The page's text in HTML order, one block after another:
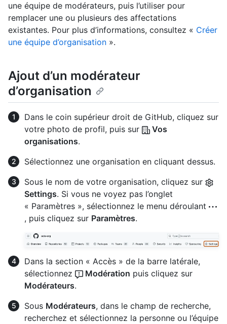
une équipe de modérateurs, puis l’utiliser pour
remplacer une ou plusieurs des affectations
existantes. Pour plus d’informations, consultez « Créer
une équipe d’organisation ».
Ajout d’un modérateur
d’organisation
Dans le coin supérieur droit de GitHub, cliquez sur
votre photo de profil, puis sur
Vos
organisations.
Sélectionnez une organisation en cliquant dessus.
Sous le nom de votre organisation, cliquez sur
Settings. Si vous ne voyez pas l’onglet
« Paramètres », sélectionnez le menu déroulant
, puis cliquez sur Paramètres.
Dans la section « Accès » de la barre latérale,
sélectionnez
Modération puis cliquez sur
Modérateurs.
Sous Modérateurs, dans le champ de recherche,
recherchez et sélectionnez la personne ou l’équipe